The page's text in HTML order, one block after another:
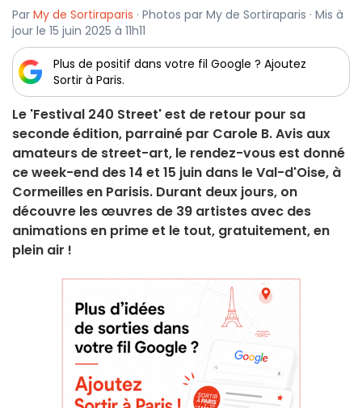
Par My de Sortiraparis · Photos par My de Sortiraparis · Mis à
jour le 15 juin 2025 à 11h11
Plus de positif dans votre fil Google ? Ajoutez
Sortir à Paris.
Le 'Festival 240 Street' est de retour pour sa
seconde édition, parrainé par Carole B. Avis aux
amateurs de street-art, le rendez-vous est donné
ce week-end des 14 et 15 juin dans le Val-d'Oise, à
Cormeilles en Parisis. Durant deux jours, on
découvre les œuvres de 39 artistes avec des
animations en prime et le tout, gratuitement, en
plein air !